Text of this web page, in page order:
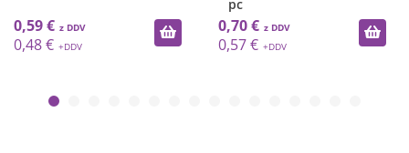
0,59 €
0,48 €
pc
0,70 €
0,57 €